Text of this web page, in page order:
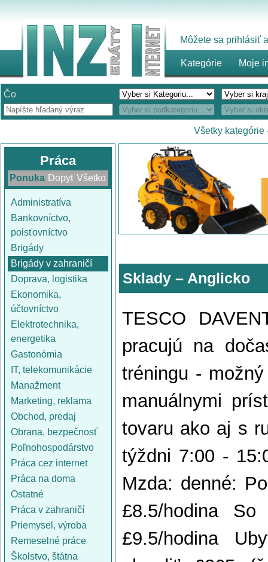
Môžete sa prihlásiť
Kategórie Moje
Čo
Všetky kategórie
Práca
Ponuka Dopyt Všetko
Administratíva
Bankovníctvo,
poisťovníctvo
Brigády
Brigády v zahraničí
Doprava, logistika
Ekonomika,
účtovníctvo
Elektrotechnika,
energetika
Gastonómia
IT, telekomunikácie
Manažment
Marketing, reklama
Obchod, predaj
Obrana, bezpečnosť
Poľnohospodárstvo
Práca cez internet
Práca na doma
Ostatné
Práca v zahraničí
Priemysel, výroba
Remeselné práce
Školstvo, štátna
Sklady – Anglicko
TESCO
pracujú na
tréningu -
manuálnymi
tovaru ako aj s
týždni 7:00 -
Mzda: denné:
£8.5/hodina
£9.5/hodina